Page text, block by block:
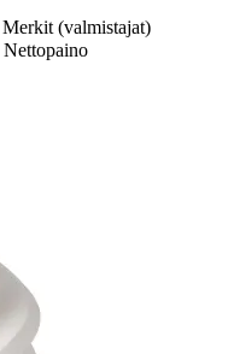
Merkit (valmistajat)
Nettopaino